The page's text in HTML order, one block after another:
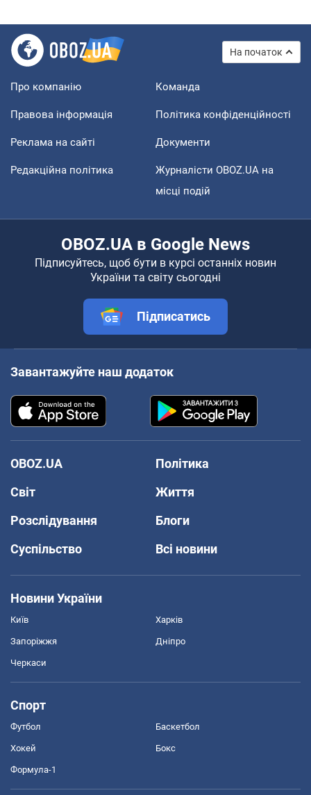
На початок
Про компанію Команда
Правова інформація Політика конфіденційності
Реклама на сайті Документи
Редакційна політика
Журналісти OBOZ.UA на
місці подій
OBOZ.UA в Google News
Підписуйтесь, щоб бути в курсі останніх новин
України та світу сьогодні
Підписатись
Завантажуйте наш додаток
OBOZ.UA
Політика
Світ
Життя
Розслідування
Блоги
Суспільство
Всі новини
Новини України
Київ Харків
Запоріжжя Дніпро
Черкаси
Спорт
Футбол Баскетбол
Хокей Бокс
Формула-1